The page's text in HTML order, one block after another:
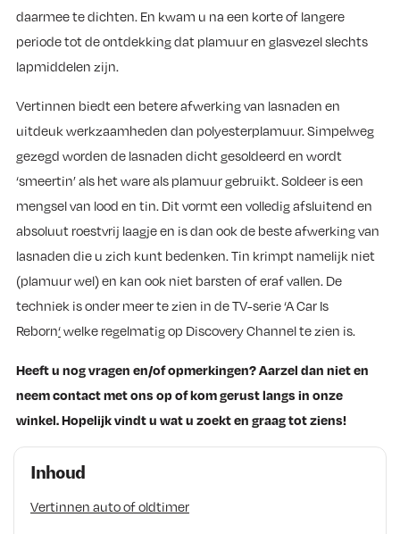
Inhoud
Vertinnen auto of oldtimer
daarmee te dichten. En kwam u na een korte of langere
periode tot de ontdekking dat plamuur en glasvezel slechts
lapmiddelen zijn.
Vertinnen biedt een betere afwerking van lasnaden en
uitdeuk werkzaamheden dan polyesterplamuur. Simpelweg
gezegd worden de lasnaden dicht gesoldeerd en wordt
‘smeertin’ als het ware als plamuur gebruikt. Soldeer is een
mengsel van lood en tin. Dit vormt een volledig afsluitend en
absoluut roestvrij laagje en is dan ook de beste afwerking van
lasnaden die u zich kunt bedenken. Tin krimpt namelijk niet
(plamuur wel) en kan ook niet barsten of eraf vallen. De
techniek is onder meer te zien in de TV-serie ‘A Car Is
Reborn‘welke regelmatig op Discovery Channel te zien is.
Heeft u nog vragen en/of opmerkingen? Aarzel dan niet en
neem contact met ons op of kom gerust langs in onze
winkel. Hopelijk vindt u wat u zoekt en graag tot ziens!